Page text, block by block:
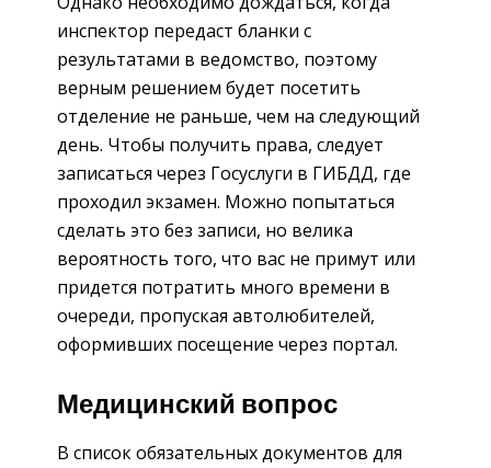
инспектор передаст бланки с
результатами в ведомство, поэтому
верным решением будет посетить
отделение не раньше, чем на следующий
день. Чтобы получить права, следует
записаться через Госуслуги в ГИБДД, где
проходил экзамен. Можно попытаться
сделать это без записи, но велика
вероятность того, что вас не примут или
придется потратить много времени в
очереди, пропуская автолюбителей,
оформивших посещение через портал.
Медицинский вопрос
В список обязательных документов для